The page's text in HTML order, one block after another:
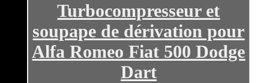
Turbocompresseur et
soupape de dérivation pour
Alfa Romeo Fiat 500 Dodge
Dart